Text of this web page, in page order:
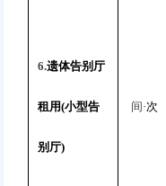
6.遗体告别厅
租用(小型告
别厅)
间·次